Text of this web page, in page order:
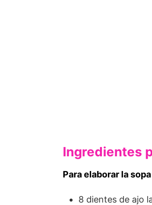
Ingredientes
Para elaborar la
8 dientes de ajo